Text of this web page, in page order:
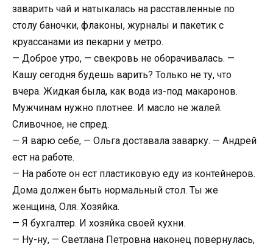
заварить чай и натыкалась на расставленные по
столу баночки, флаконы, журналы и пакетик с
круассанами из пекарни у метро.
— Доброе утро, — свекровь не оборачивалась. —
Кашу сегодня будешь варить? Только не ту, что
вчера. Жидкая была, как вода из-под макаронов.
Мужчинам нужно плотнее. И масло не жалей.
Сливочное, не спред.
— Я варю себе, — Ольга доставала заварку. — Андрей
ест на работе.
— На работе он ест пластиковую еду из контейнеров.
Дома должен быть нормальный стол. Ты же
женщина, Оля. Хозяйка.
— Я бухгалтер. И хозяйка своей кухни.
— Ну-ну, — Светлана Петровна наконец повернулась,